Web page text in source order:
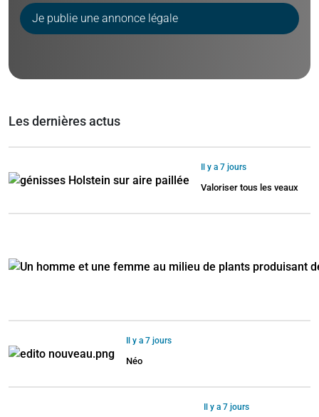
Je publie une annonce légale
Les dernières actus
Il y a 7 jours
Valoriser tous les veaux
Il y a 7 jours
Néo
Il y a 7 jours